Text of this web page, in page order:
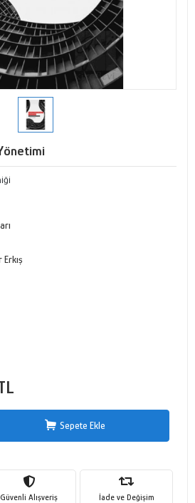
Sepete Ekle
Güvenli Alışveriş İade ve Değişim